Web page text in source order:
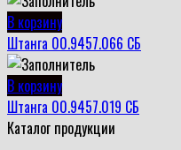
В корзину
Штанга 00.9457.066 СБ
В корзину
Штанга 00.9457.019 СБ
Каталог продукции